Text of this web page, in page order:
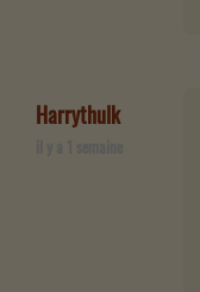
Harrythulk